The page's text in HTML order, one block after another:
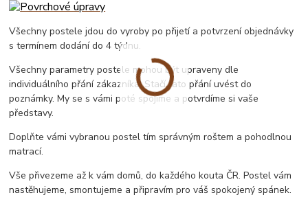
Všechny postele jdou do vyroby po přijetí a potvrzení objednávky
s termínem dodání do 4 týdnu.
Všechny parametry postele mohou být upraveny dle
individuálního přání zákazníka. Stačí tato přání uvést do
poznámky. My se s vámi poté spojíme a potvrdíme si vaše
představy.
Doplňte vámi vybranou postel tím správným roštem a pohodlnou
matrací.
Vše přivezeme až k vám domů, do každého kouta ČR. Postel vám
nastěhujeme, smontujeme a připravím pro váš spokojený spánek.